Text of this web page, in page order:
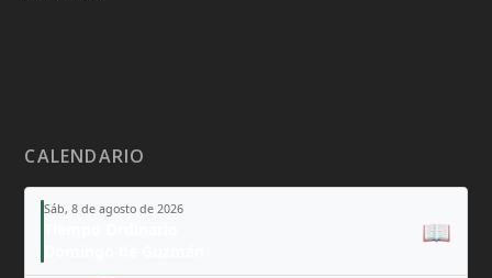
CALENDARIO
Sáb, 8 de agosto de 2026
📖